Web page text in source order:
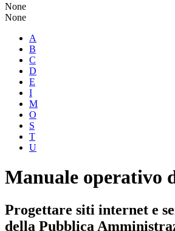
None
None
A
B
C
D
E
I
M
O
S
T
U
Manuale operativo
Progettare siti internet e
della Pubblica